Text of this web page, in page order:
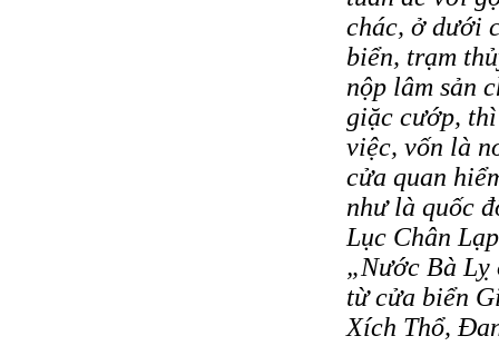
chác, ở dưới
biển, trạm
nộp lâm sản
giặc cướp,
việc, vốn là
cửa quan
như là quốc
Lục Chân
„Nước Bà Lỵ
từ cửa biển
Xích Thổ,